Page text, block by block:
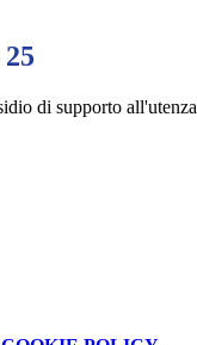
di supporto all'utenza